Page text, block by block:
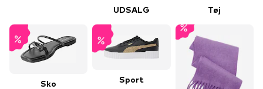
UDSALG Tøj
Sko Sport